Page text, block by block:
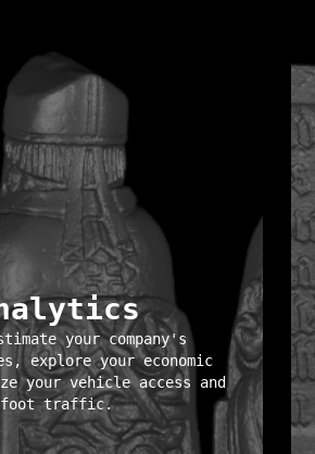
your company's
explore your economic
your vehicle access and
foot traffic.